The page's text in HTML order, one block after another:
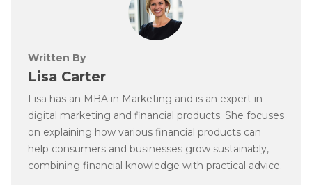
Written By
Lisa Carter
Lisa has an MBA in Marketing and is an expert in
digital marketing and financial products. She focuses
on explaining how various financial products can
help consumers and businesses grow sustainably,
combining financial knowledge with practical advice.